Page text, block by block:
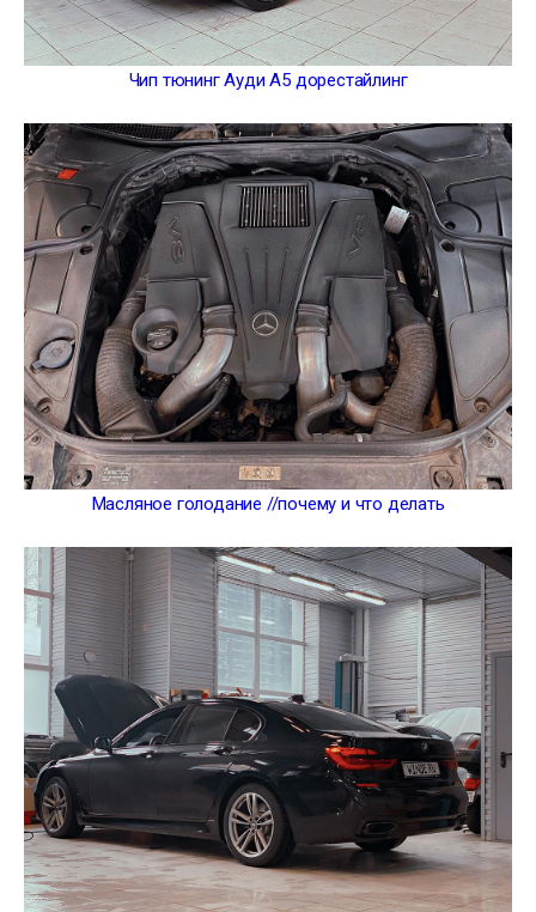
Чип тюнинг Ауди А5 дорестайлинг
Масляное голодание //почему и что делать